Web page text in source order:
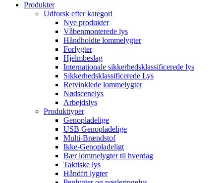
Produkter
Udforsk efter kategori
Nye produkter
Våbenmonterede lys
Håndholdte lommelygter
Forlygter
Hjelmbeslag
Internationale sikkerhedsklassificerede lys
Sikkerhedsklassificerede Lys
Retvinklede lommelygter
Nødscenelys
Arbejdslys
Produkttyper
Genopladelige
USB Genopladelige
Multi-Brændstof
Ikke-Genopladeligt
Bær lommelygter til hverdag
Taktiske lys
Håndfri lygter